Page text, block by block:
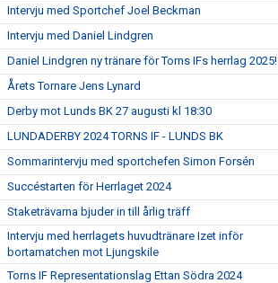
Intervju med Sportchef Joel Beckman
Intervju med Daniel Lindgren
Daniel Lindgren ny tränare för Torns IFs herrlag 2025!
Årets Tornare Jens Lynard
Derby mot Lunds BK 27 augusti kl 18:30
LUNDADERBY 2024 TORNS IF - LUNDS BK
Sommarintervju med sportchefen Simon Forsén
Succéstarten för Herrlaget 2024
Staketrävarna bjuder in till årlig träff
Intervju med herrlagets huvudtränare Izet inför
bortamatchen mot Ljungskile
Torns IF Representationslag Ettan Södra 2024